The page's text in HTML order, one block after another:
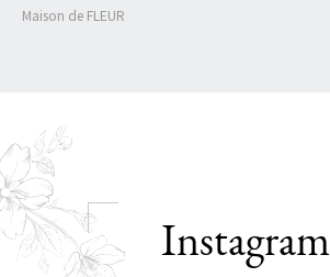
Maison de FLEUR
Instagram